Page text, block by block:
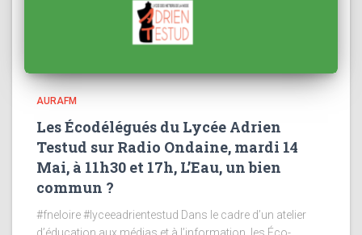
AURAFM
Les Écodélégués du Lycée Adrien
Testud sur Radio Ondaine, mardi 14
Mai, à 11h30 et 17h, L’Eau, un bien
commun ?
#fneloire #lyceeadrientestud Dans le cadre d’un atelier